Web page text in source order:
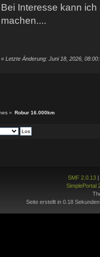
Bei Interesse kann
machen....
« Letzte Änderung: Juni 18, 2026,
» Robur 16.000km
SMF 2.0.13|
SimplePortal
Seite erstellt in 0.18